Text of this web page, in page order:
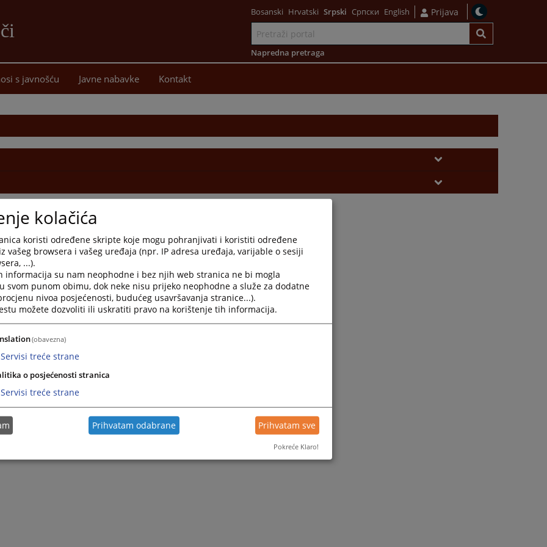
sadržaj
Bosanski Hrvatski Srpski Српски English Prijava
Napredna pretraga
s javnošću Javne nabavke Kontakt
kolačića
koristi određene skripte koje mogu pohranjivati i koristiti određene
vašeg browsera i vašeg uređaja (npr. IP adresa uređaja, varijable o sesiji
...).
informacija su nam neophodne i bez njih web stranica ne bi mogla
svom punom obimu, dok neke nisu prijeko neophodne a služe za dodatne
nivoa posjećenosti, budućeg usavršavanja stranice...).
možete dozvoliti ili uskratiti pravo na korištenje tih informacija.
(obavezna)
Servisi treće strane
o posjećenosti stranica
Servisi treće strane
Prihvatam odabrane Prihvatam sve
Pokreće Klaro!